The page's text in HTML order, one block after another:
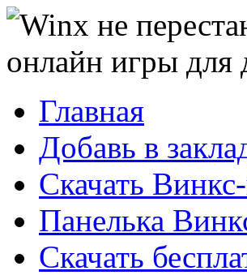
онлайн игры для
Главная
Добавь в
Скачать
Панелька
Скачать